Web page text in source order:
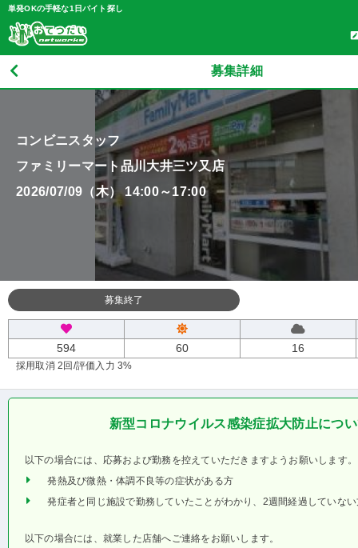
単発OKの手軽な1日バイト探し
募集詳細
コンビニスタッフ
ファミリーマート品川大井三ツ又店
2026/07/09（木） 14:00～17:00
募集終了
594 60 16
採用取消 2回 /評価入力 3%
新型コロナウイルス感染症拡大防止につ
以下の場合には、応募および勤務を控えていただきますようお願いします。
発熱及び微熱・体調不良等の症状がある方
発症者と同じ施設で勤務していたことがわかり、2週間経過していな
以下の場合には、就業した店舗へご連絡をお願いします。